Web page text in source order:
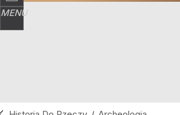
MENU